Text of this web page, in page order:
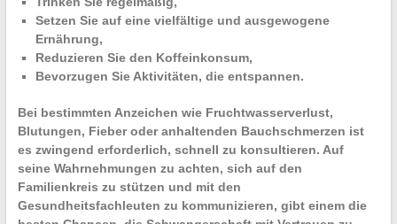
Setzen Sie auf eine vielfältige und ausgewogene
Ernährung,
Reduzieren Sie den Koffeinkonsum,
Bevorzugen Sie Aktivitäten, die entspannen.
Bei bestimmten Anzeichen wie Fruchtwasserverlust,
Blutungen, Fieber oder anhaltenden Bauchschmerzen ist
es zwingend erforderlich, schnell zu konsultieren. Auf
seine Wahrnehmungen zu achten, sich auf den
Familienkreis zu stützen und mit den
Gesundheitsfachleuten zu kommunizieren, gibt einem die